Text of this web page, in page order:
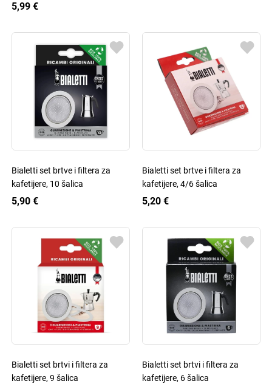
5,99 €
Bialetti set brtve i filtera za
kafetijere, 10 šalica
5,90 €
Bialetti set brtve i filtera za
kafetijere, 4/6 šalica
5,20 €
Bialetti set brtvi i filtera za
kafetijere, 9 šalica
Bialetti set brtvi i filtera za
kafetijere, 6 šalica